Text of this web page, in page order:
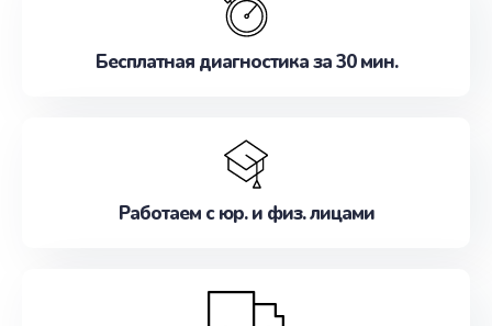
Бесплатная диагностика за 30 мин.
Работаем с юр. и физ. лицами